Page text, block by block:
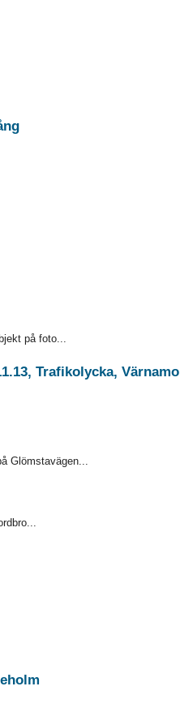
på foto...
Trafikolycka, Värnamo
Glömstavägen...